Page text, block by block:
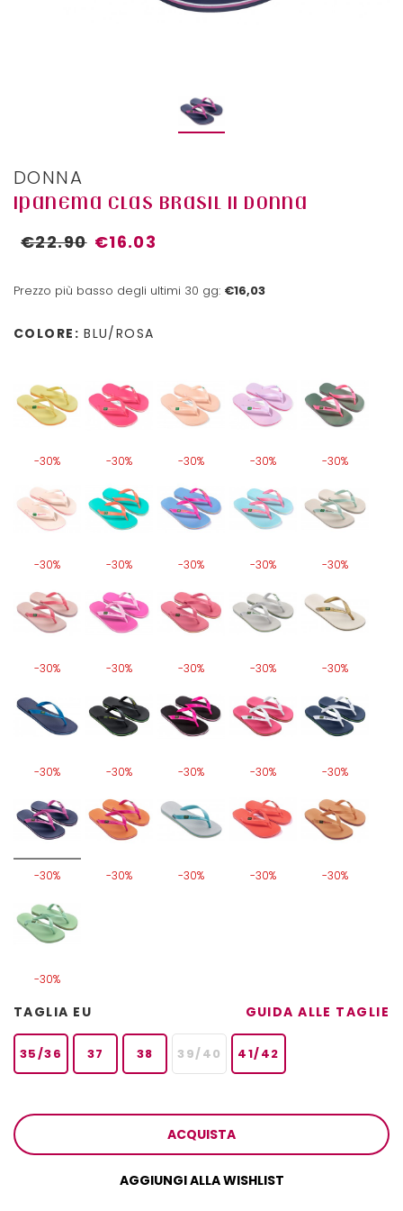
DONNA
IPANEMA CLAS BRASIL II DONNA
€22.90 €16.03
Prezzo più basso degli ultimi 30 gg: €16,03
COLORE: BLU/ROSA
-30% -30% -30% -30% -30%
-30% -30% -30% -30% -30%
-30% -30% -30% -30% -30%
-30% -30% -30% -30% -30%
-30% -30% -30% -30% -30%
-30%
TAGLIA EU GUIDA ALLE TAGLIE
35/36 37 38 39/40 41/42
ACQUISTA
AGGIUNGI ALLA WISHLIST